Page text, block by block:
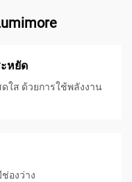
หยัด
ใส ด้วยการใช้พลังงาน
องว่าง